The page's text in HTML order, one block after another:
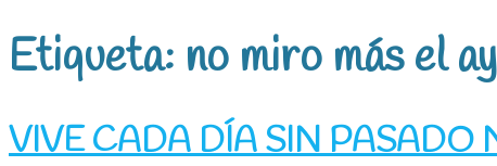
Etiqueta: no miro más el
VIVE CADA DÍA SIN PASADO